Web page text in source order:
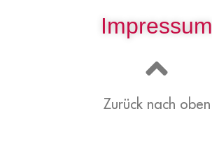
Impressum
Zurück nach oben